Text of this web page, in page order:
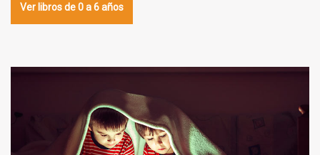
Ver libros de 0 a 6 años